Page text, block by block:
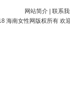
网站简介
联系
海南女性网 版权所有 欢